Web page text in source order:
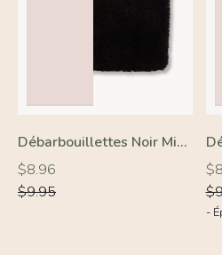
-10%
Débarbouillettes Noir Minuit
Prix
régulier
$8.96
Prix
régulier
$9.95
-